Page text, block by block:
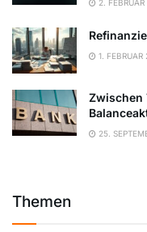
2.
1. FEBRUAR
Zwischen
25.
Themen